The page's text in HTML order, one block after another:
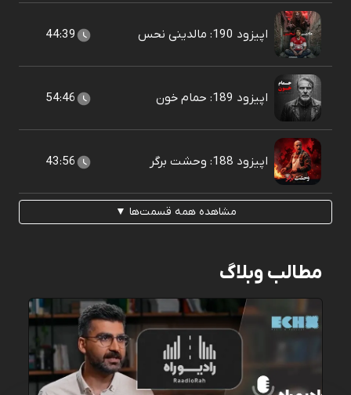
اپیزود 190: مالدینی نحس 44:39
اپیزود 189: حمام خون 54:46
اپیزود 188: وحشت برگر 43:56
مشاهده همه قسمت‌ها ▼
مطالب وبلاگ